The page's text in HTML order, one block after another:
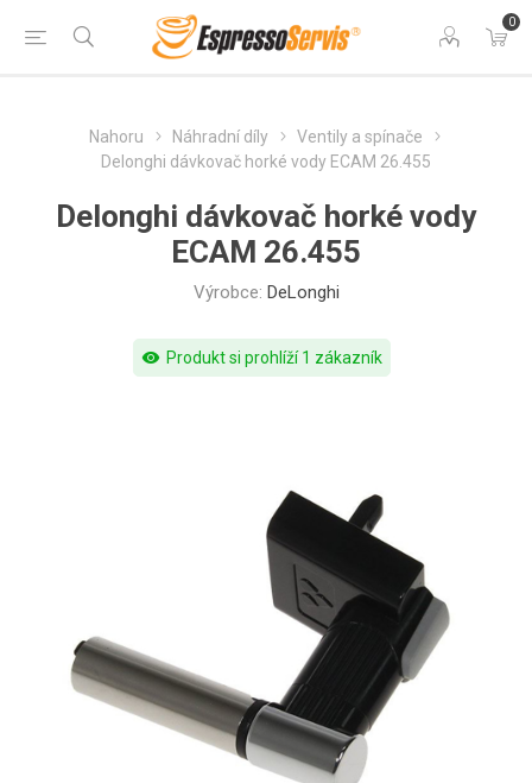
0
Nahoru Náhradní díly
Ventily a spínače
Delonghi dávkovač horké vody ECAM 26.455
Delonghi dávkovač horké vody
ECAM 26.455
Výrobce: DeLonghi
visibility Produkt si prohlíží 1 zákazník